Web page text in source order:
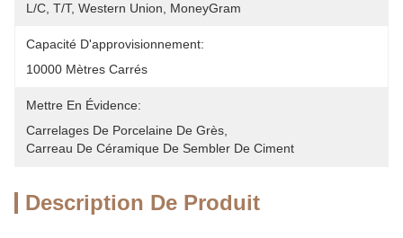
L/C, T/T, Western Union, MoneyGram
Capacité D'approvisionnement:
10000 Mètres Carrés
Mettre En Évidence:
Carrelages De Porcelaine De Grès
Carreau De Céramique De Sembler De Ciment
Description De Produit